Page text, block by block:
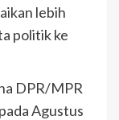
lebih
politik ke
DPR/MPR
Agustus